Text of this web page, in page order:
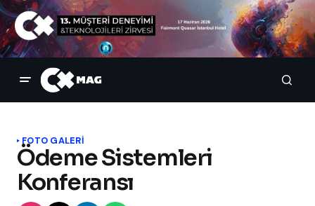
FOTO GALERİ
Ödeme Sistemleri
Konferansı